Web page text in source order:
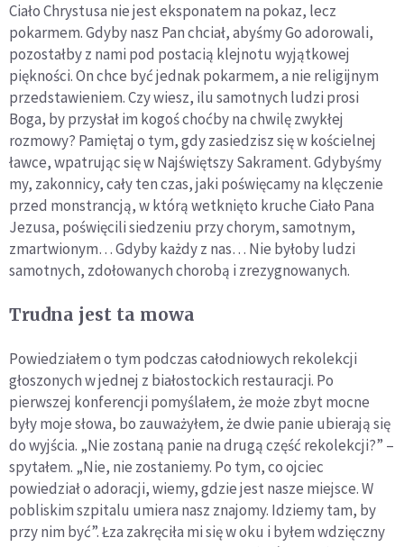
Ciało Chrystusa nie jest eksponatem na pokaz, lecz
pokarmem. Gdyby nasz Pan chciał, abyśmy Go adorowali,
pozostałby z nami pod postacią klejnotu wyjątkowej
piękności. On chce być jednak pokarmem, a nie religijnym
przedstawieniem. Czy wiesz, ilu sa­motnych ludzi prosi
Boga, by przysłał im kogoś choćby na chwilę zwykłej
rozmowy? Pamiętaj o tym, gdy zasiedzisz się w kościelnej
ławce, wpatrując się w Najświętszy Sakrament. Gdybyśmy
my, za­konnicy, cały ten czas, jaki poświęcamy na klęczenie
przed mon­strancją, w którą wetknięto kruche Ciało Pana
Jezusa, poświęcili siedzeniu przy chorym, samotnym,
zmartwionym… Gdyby każ­dy z nas… Nie byłoby ludzi
samotnych, zdołowanych chorobą i zrezygnowanych.
Trudna jest ta mowa
Powiedziałem o tym podczas całodniowych rekolekcji
głoszonych w jednej z białostockich restauracji. Po
pierwszej konferencji po­myślałem, że może zbyt mocne
były moje słowa, bo zauważyłem, że dwie panie ubierają się
do wyjścia. „Nie zostaną panie na drugą część rekolekcji?” –
spytałem. „Nie, nie zostaniemy. Po tym, co oj­ciec
powiedział o adoracji, wiemy, gdzie jest nasze miejsce. W
po­bliskim szpitalu umiera nasz znajomy. Idziemy tam, by
przy nim być”. Łza zakręciła mi się w oku i byłem wdzięczny